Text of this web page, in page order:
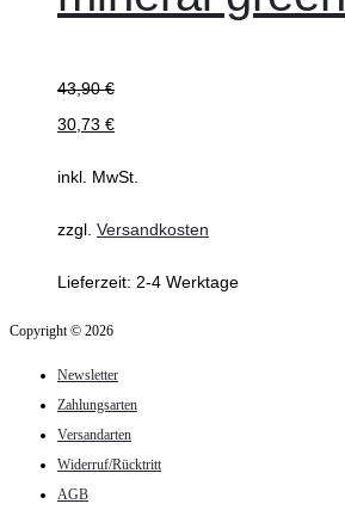
43,90€
30,73 €
inkl. MwSt.
zzgl. Versandkosten
Lieferzeit: 2-4 Werktage
Copyright © 2026
Newsletter
Zahlungsarten
Versandarten
Widerruf/Rücktritt
AGB